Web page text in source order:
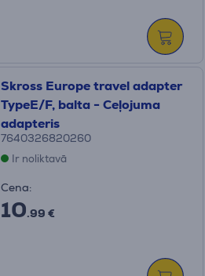
Skross Europe travel adapter
TypeE/F, balta - Ceļojuma
adapteris
7640326820260
Ir noliktavā
Cena:
10.99 €